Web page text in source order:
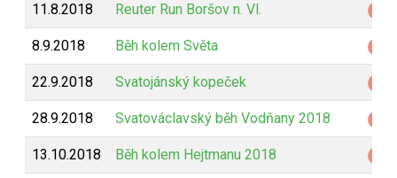
11.8.2018 Reuter Run Boršov n. Vl.
8.9.2018 Běh kolem Světa
22.9.2018 Svatojánský kopeček
28.9.2018 Svatováclavský běh Vodňany 2018
13.10.2018 Běh kolem Hejtmanu 2018